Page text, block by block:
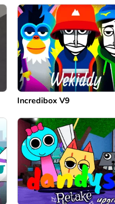
Incredibox V9